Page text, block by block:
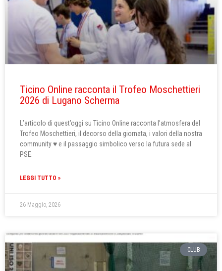
Ticino Online racconta il Trofeo Moschettieri
2026 di Lugano Scherma
L’articolo di quest’oggi su Ticino Online racconta l’atmosfera del
Trofeo Moschettieri, il decorso della giornata, i valori della nostra
community ♥️ e il passaggio simbolico verso la futura sede al
PSE.
LEGGI TUTTO »
26 Maggio, 2026
CLUB